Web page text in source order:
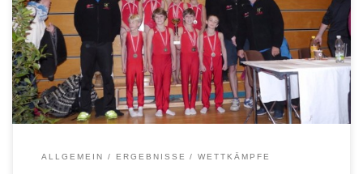
aus Wien 16 Aktive (10 Tui und 6 Tu) von der Union West-Wien und
eine Turnerinnen der Union Landstraße. Erstmals in meiner langen
Trainerlaufbahn gingen alle Teilnehmer mit einer Medaille nach
Hause! Mannschaftsergebnisse: 3x GOLD (J3 Tui, […]
ALLGEMEIN ERGEBNISSE WETTKÄMPFE